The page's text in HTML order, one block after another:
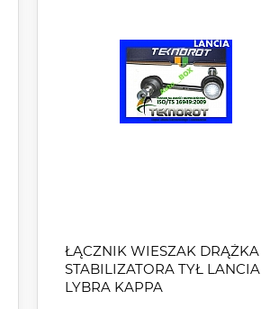
ŁĄCZNIK WIESZAK DRĄŻKA
STABILIZATORA TYŁ LANCIA
LYBRA KAPPA